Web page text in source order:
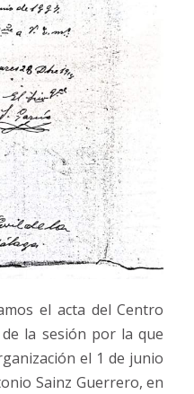
el acta del Centro
de la sesión por la que
el 1 de junio
Sainz Guerrero, en